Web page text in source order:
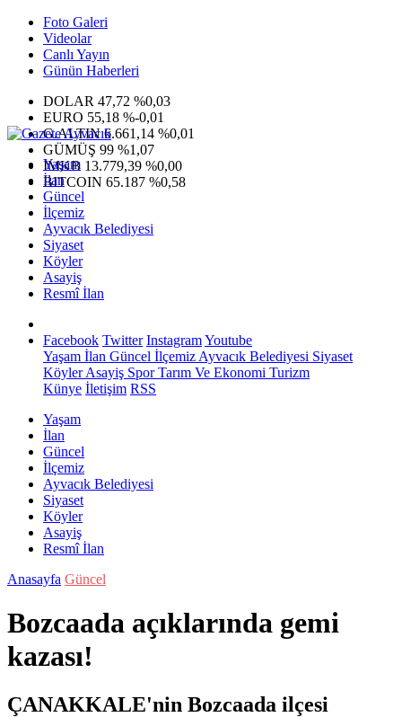
Foto Galeri
Videolar
Canlı Yayın
Günün Haberleri
DOLAR 47,72 %0,03
EURO 55,18 %-0,01
G.ALTIN6.661,14 %0,01
GÜMÜŞ 99 %1,07
IMKB 13.779,39 %0,00
BITCOIN 65.187 %0,58
Yaşam
İlan
Güncel
İlçemiz
Ayvacık Belediyesi
Siyaset
Köyler
Asayiş
Resmî İlan
Facebook Twitter InstagramYoutube
Yaşam İlan Güncel İlçemiz Ayvacık Belediyesi Siyaset
KöylerAsayiş SporTarım Ve Ekonomi Turizm
Künye İletişim RSS
Yaşam
İlan
Güncel
İlçemiz
Ayvacık Belediyesi
Siyaset
Köyler
Asayiş
Resmî İlan
Anasayfa Güncel
Bozcaada açıklarında gemi
kazası!
ÇANAKKALE'nin Bozcaada ilçesi